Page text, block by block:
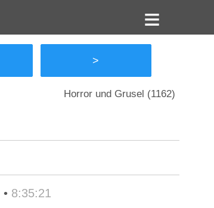
>
Horror und Grusel (1162)
• 8:35:21